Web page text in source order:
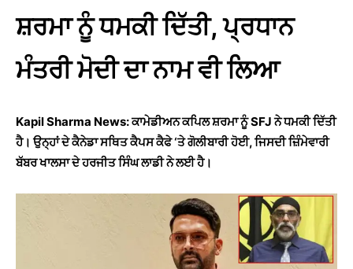
ਸ਼ਰਮਾ ਨੂੰ ਧਮਕੀ ਦਿੱਤੀ, ਪ੍ਰਧਾਨ
ਮੰਤਰੀ ਮੋਦੀ ਦਾ ਨਾਮ ਵੀ ਲਿਆ
Kapil Sharma News: ਕਾਮੇਡੀਅਨ ਕਪਿਲ ਸ਼ਰਮਾ ਨੂੰ SFJ ਨੇ ਧਮਕੀ ਦਿੱਤੀ
ਹੈ। ਉਨ੍ਹਾਂ ਦੇ ਕੈਨੇਡਾ ਸਥਿਤ ਕੈਪਸ ਕੈਫੇ ‘ਤੇ ਗੋਲੀਬਾਰੀ ਹੋਈ, ਜਿਸਦੀ ਜ਼ਿੰਮੇਵਾਰੀ
ਬੱਬਰ ਖਾਲਸਾ ਦੇ ਹਰਜੀਤ ਸਿੰਘ ਲਾਡੀ ਨੇ ਲਈ ਹੈ।